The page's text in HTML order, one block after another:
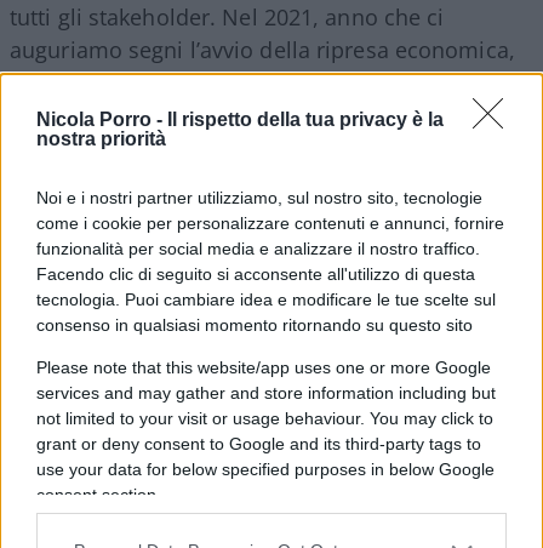
Nicola Porro -
Il rispetto della tua privacy è la
nostra priorità
Noi e i nostri partner utilizziamo, sul nostro sito, tecnologie
come i cookie per personalizzare contenuti e annunci, fornire
funzionalità per social media e analizzare il nostro traffico.
Facendo clic di seguito si acconsente all'utilizzo di questa
tecnologia. Puoi cambiare idea e modificare le tue scelte sul
consenso in qualsiasi momento ritornando su questo sito
Please note that this website/app uses one or more Google
services and may gather and store information including but
not limited to your visit or usage behaviour. You may click to
grant or deny consent to Google and its third-party tags to
use your data for below specified purposes in below Google
consent section.
tutti gli stakeholder. Nel 2021, anno che ci
auguriamo segni l’avvio della ripresa economica,
celebriamo il nostro anniversario attraverso un
palinsesto di iniziative che uniscono passato e
futuro per offrire nuove opportunità di crescita e
di una società sempre più sostenibile mettendo in
campo l’ambizioso programma di investimenti
Fenice 190. Al tempo stesso, intendiamo
valorizzare la straordinaria eredità di competenze
e di memoria della Compagnia affinché sia
stimolo di conoscenza e ispirazione per le
prossime generazioni”, spiega il Presidente di
Assicurazioni Generali,Gabriele Galateri di
Genola.